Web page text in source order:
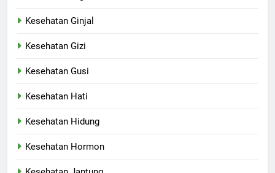
Kesehatan Ginjal
Kesehatan Gizi
Kesehatan Gusi
Kesehatan Hati
Kesehatan Hidung
Kesehatan Hormon